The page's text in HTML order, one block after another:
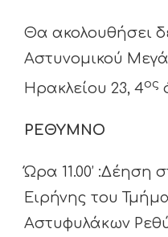
Θα ακολουθήσει
Αστυνομικού
Ηρακλείου 23, 4ος
ΡΕΘΥΜΝΟ
Ώρα 11.00’ :Δέηση
Ειρήνης του
Αστυφυλάκων